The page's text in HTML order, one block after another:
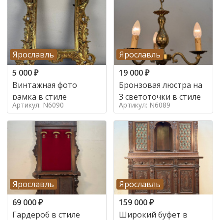
Ярославль
5 000₽
Винтажная фото
рамка в стиле
Артикул: N6090
Ярославль
19 000₽
Бронзовая люстра на
3 светоточки в стиле
Артикул: N6089
Ярославль
69 000₽
Гардероб в стиле
Ярославль
159 000₽
Широкий буфет в